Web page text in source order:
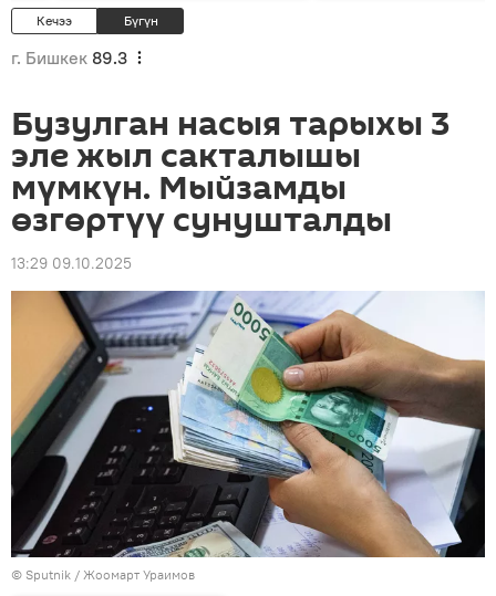
Кечээ Бүгүн
г. Бишкек 89.3
Бузулган насыя тарыхы 3
эле жыл сакталышы
мүмкүн. Мыйзамды
өзгөртүү сунушталды
13:29 09.10.2025
© Sputnik / Жоомарт Ураимов